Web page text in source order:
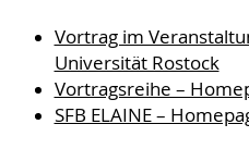
Vortrag im
Universität Rostock
Vortragsreihe –
SFB ELAINE –